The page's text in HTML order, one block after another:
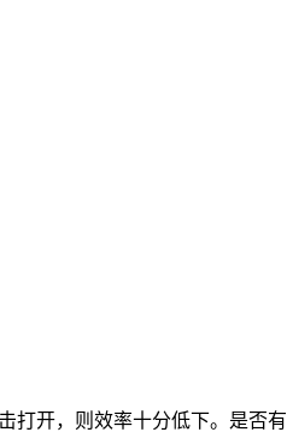
开，则效率十分低下。是否